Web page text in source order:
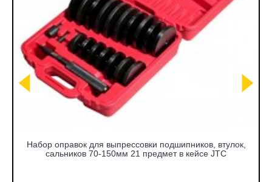
Набор оправок для выпрессовки подшипников, втулок,
сальников 70-150мм 21 предмет в кейсе JTC